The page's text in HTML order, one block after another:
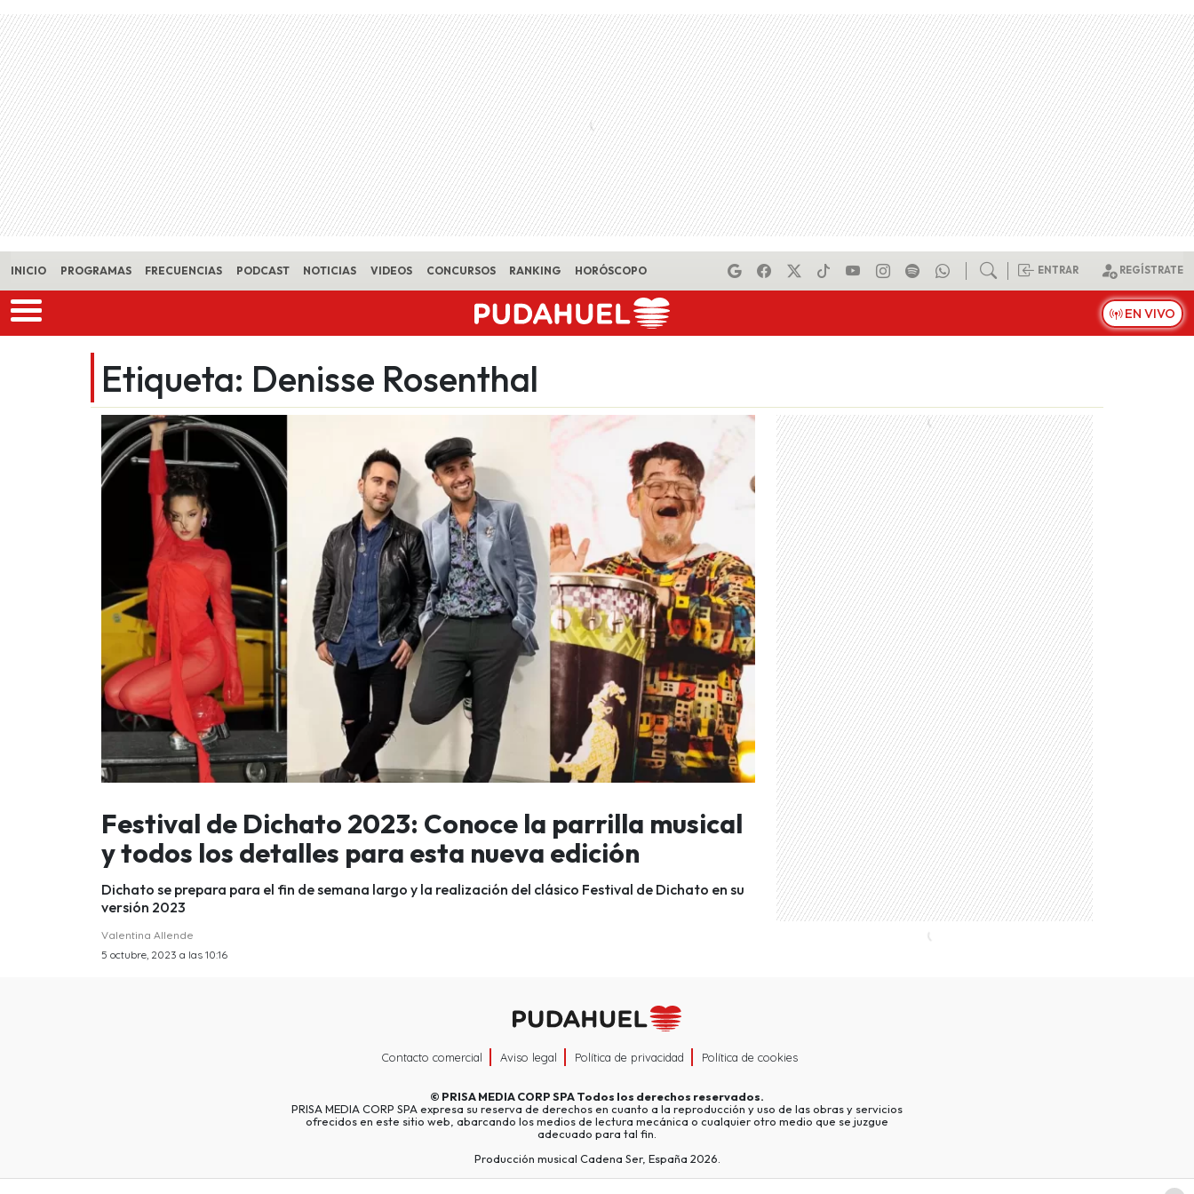
Skip to main content
INICIO PROGRAMAS FRECUENCIAS PODCAST NOTICIAS VIDEOS CONCURSOS RANKING HORÓSCOPO ENTRAR REGÍSTRATE
EN VIVO
Etiqueta: Denisse Rosenthal
Festival de Dichato 2023: Conoce la parrilla musical
y todos los detalles para esta nueva edición
Dichato se prepara para el fin de semana largo y la realización del clásico Festival de Dichato en su
versión 2023
Valentina Allende
5 octubre, 2023 a las 10:16
Contacto comercial Aviso legal Política de privacidad Política de cookies
© PRISA MEDIA CORP SPATodos los derechos reservados.
PRISA MEDIA CORP SPA expresa su reserva de derechos en cuanto a la reproducción y uso de las obras y servicios
ofrecidos en este sitio web, abarcando los medios de lectura mecánica o cualquier otro medio que se juzgue
adecuado para tal fin.
Producción musical Cadena Ser, España 2026.